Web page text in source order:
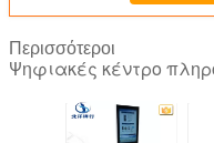
Περισσότεροι
Ψηφιακές κέντρο